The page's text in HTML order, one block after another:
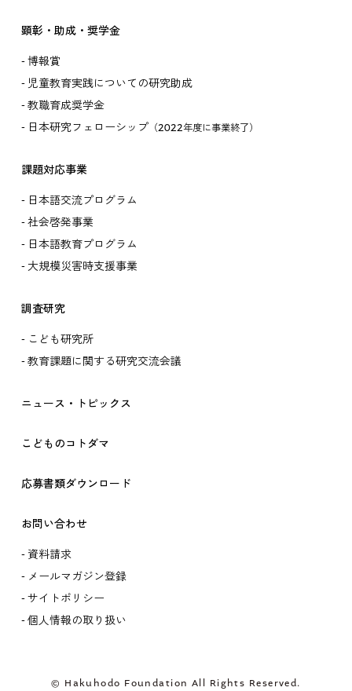
顕彰・助成・奨学金
博報賞
児童教育実践についての研究助成
教職育成奨学金
日本研究フェローシップ（2022年度に事業終了）
課題対応事業
日本語交流プログラム
社会啓発事業
日本語教育プログラム
大規模災害時支援事業
調査研究
こども研究所
教育課題に関する研究交流会議
ニュース・トピックス
こどものコトダマ
応募書類ダウンロード
お問い合わせ
資料請求
メールマガジン登録
サイトポリシー
個人情報の取り扱い
© Hakuhodo Foundation All Rights Reserved.